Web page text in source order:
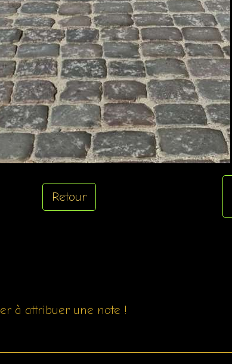
Retour
à attribuer une note !